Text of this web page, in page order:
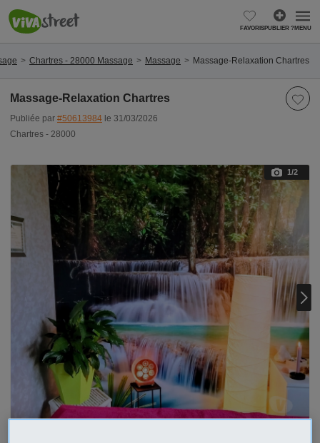
FAVORISPUBLIER ?MENU
Chartres - 28000 Massage Massage Massage-Relaxation Chartres
Massage-Relaxation Chartres
Publiée par #50613984 le 31/03/2026
Chartres - 28000
1/2